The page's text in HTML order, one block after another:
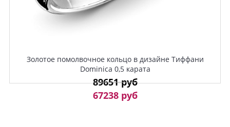
Золотое помолвочное кольцо в дизайне Тиффани
Dominica 0,5 карата
89651 руб
67238 руб